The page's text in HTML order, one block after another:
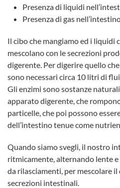
Presenza di liquidi
Presenza di gas
Il cibo che mangiamo ed i liquidi
mescolano con le secrezioni
digerente. Per digerire quello
sono necessari circa 10 litri di
Gli enzimi sono sostanze
apparato digerente, che
particelle, che poi possono
dell’intestino tenue come
Quando siamo svegli, il nostro
ritmicamente, alternando lente
da rilasciamenti, per mescolare
secrezioni intestinali.